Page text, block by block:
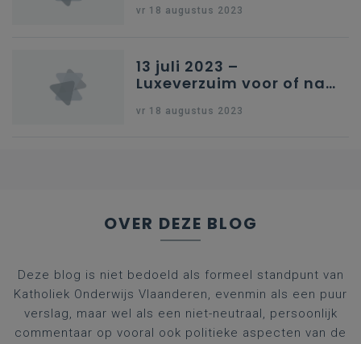
vr 18 augustus 2023
13 juli 2023 –
Luxeverzuim voor of na
vr 18 augustus 2023
OVER DEZE BLOG
Deze blog is niet bedoeld als formeel standpunt van
Katholiek Onderwijs Vlaanderen, evenmin als een puur
verslag, maar wel als een niet-neutraal, persoonlijk
commentaar op vooral ook politieke aspecten van de